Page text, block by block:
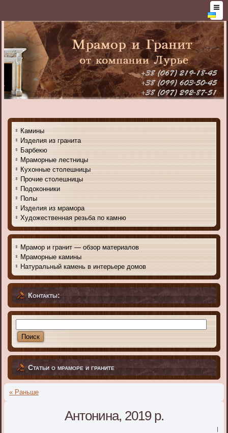
Камины
Изделия из гранита
Барбекю
Мраморные лестницы
Кухонные столешницы
Прочие столешницы
Подоконники
Полы
Изделия из мрамора
Художественная резьба по камню
Мрамор и гранит — обзор материалов
Мраморные камины
Натуральный камень в интерьере домов
Контакты:
Статьи о мраморе и граните
« Раньше
Антонина, 2019 р.
|